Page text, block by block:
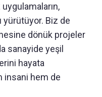
yürütüyor. Biz de
dönük projeler
sanayide yeşil
hayata
insani hem de